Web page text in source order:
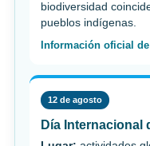
biodiversidad
pueblos indígenas.
Información oficial
12 de agosto
Día Internacional